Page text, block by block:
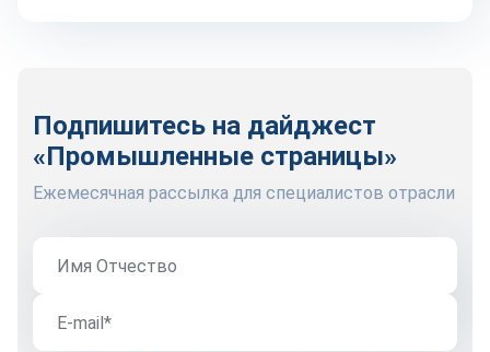
Подпишитесь на дайджест
«Промышленные страницы»
Ежемесячная рассылка для специалистов отрасли